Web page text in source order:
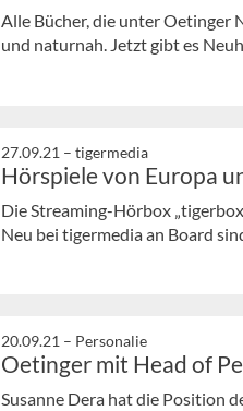
Alle Bücher, die unter Oetinger
und naturnah. Jetzt gibt es
27.09.21 – tigermedia
Hörspiele von Europa
Die Streaming-Hörbox
Neu bei tigermedia an Board
20.09.21 – Personalie
Oetinger mit Head of
Susanne Dera hat die Position